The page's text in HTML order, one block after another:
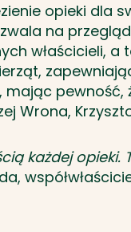
opieki dla
na
właścicieli, a
pewność,
Wrona,
każdej opieki.